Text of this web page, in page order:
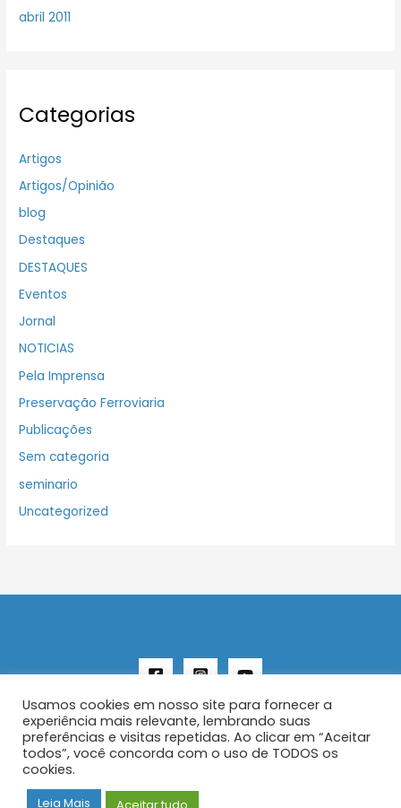
abril 2011
Categorias
Artigos
Artigos/Opinião
blog
Destaques
DESTAQUES
Eventos
Jornal
NOTICIAS
Pela Imprensa
Preservação Ferroviaria
Publicações
Sem categoria
seminario
Uncategorized
Copyright © 2026 AENFER
Construído por IurySan
Usamos cookies em nosso site para fornecer a
experiência mais relevante, lembrando suas
preferências e visitas repetidas. Ao clicar em “Aceitar
todos”, você concorda com o uso de TODOS os
cookies.
Leia Mais